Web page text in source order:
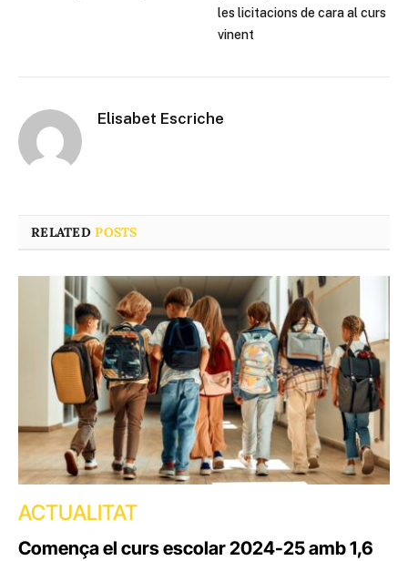
les licitacions de cara al curs
vinent
Elisabet Escriche
RELATEDPOSTS
ACTUALITAT
Comença el curs escolar 2024-25 amb 1,6